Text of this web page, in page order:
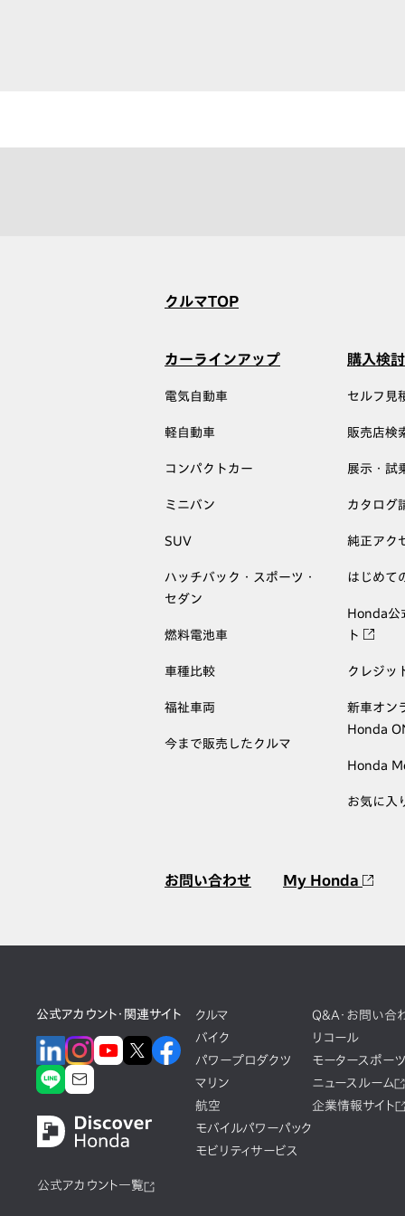
クルマTOP
カーラインアップ
電気自動車
軽自動車
コンパクトカー
ミニバン
SUV
ハッチバック・スポーツ・
セダン
燃料電池車
車種比較
福祉車両
今まで販売したクルマ
購入検
セルフ見
販売店検
展示・試
カタログ
純正アク
はじめて
Honda公
ト
クレジッ
新車オン
Honda
Honda
お気に入
お問い合わせ My Honda
公式アカウント・関連サイト
公式アカウント一覧
クルマ
バイク
パワープロダクツ
マリン
航空
モバイルパワーパック
モビリティサービス
Q&A・お問い合
リコール
モータースポーツ
ニュースルーム
企業情報サイト